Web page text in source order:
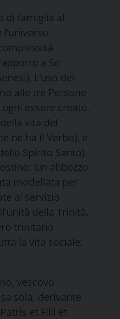
di famiglia al
a Se
L’uso del
alle tre Persone
essere creato.
vita del
ne ha il Verbo), è
Spirito Santo).
‘un abbozzo
modellata per
al servizio
della Trinità.
trinitario
la vita sociale:
vescovo
sola, derivante
et Filii et